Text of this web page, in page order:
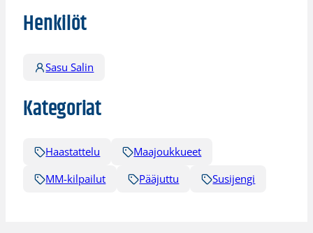
Henkilöt
Sasu Salin
Kategoriat
Haastattelu
Maajoukkueet
MM-kilpailut
Pääjuttu Susijengi